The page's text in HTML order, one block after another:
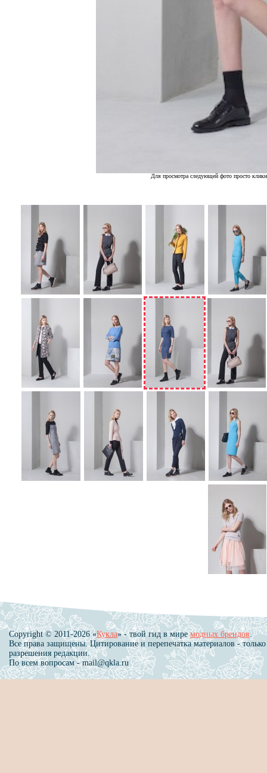
Для просмотра следующей фото просто
Copyright © 2011-2026 «Кукла» - твой гид в миремодных брендов.
Все права защищены. Цитирование и перепечатка материалов - только
разрешения редакции.
По всем вопросам - mail@qkla.ru